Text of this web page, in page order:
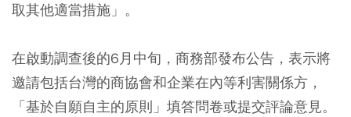
取其他適當措施」。
在啟動調查後的6月中旬，商務部發布公告，表示將
邀請包括台灣的商協會和企業在內等利害關係方，
「基於自願自主的原則」填答問卷或提交評論意見。